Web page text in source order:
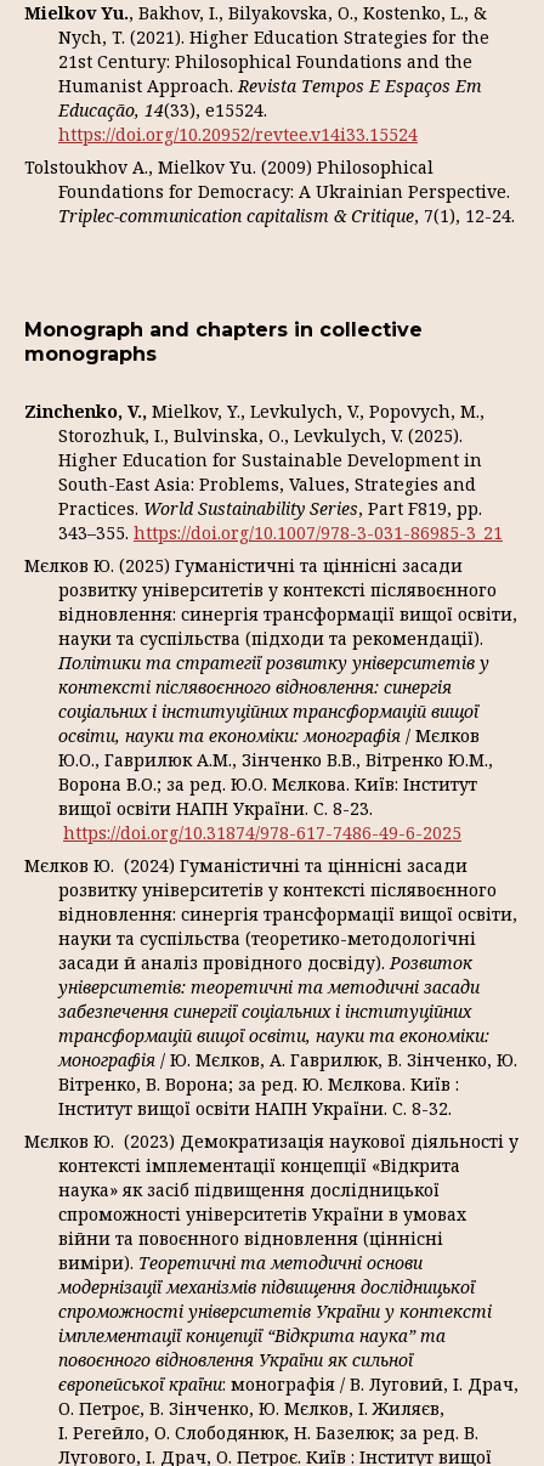
Mielkov Yu., Bakhov, I., Bilyakovska, O., Kostenko, L., &
Nych, T. (2021). Higher Education Strategies for the
21st Century: Philosophical Foundations and the
Humanist Approach.Revista Tempos E Espaços Em
Educação, 14(33), e15524.
https://doi.org/10.20952/revtee.v14i33.15524
Tolstoukhov A., Mielkov Yu. (2009) Philosophical
Foundations for Democracy: A Ukrainian Perspective.
Triplec-communication capitalism & Сritique, 7(1), 12-24.
Monograph and chapters in collective
monographs
Zinchenko, V., Mielkov, Y., Levkulych, V., Popovych, M.,
Storozhuk, I., Bulvinska, O., Levkulych, V. (2025).
Higher Education for Sustainable Development in
South-East Asia: Problems, Values, Strategies and
Practices. World Sustainability Series, Part F819, pp.
343–355. https://doi.org/10.1007/978-3-031-86985-3_21
Мєлков Ю. (2025) Гуманістичні та ціннісні засади
розвитку університетів у контексті післявоєнного
відновлення: синергія трансформації вищої освіти,
науки та суспільства (підходи та рекомендації).
Політики та стратегії розвитку університетів у
контексті післявоєнного відновлення: синергія
соціальних і інституційних трансформацій вищої
освіти, науки та економіки: монографія / Мєлков
Ю.О., Гаврилюк А.М., Зінченко В.В., Вітренко Ю.М.,
Ворона В.О.; за ред. Ю.О. Мєлкова. Київ: Інститут
вищої освіти НАПН України. С. 8-23.
https://doi.org/10.31874/978-617-7486-49-6-2025
Мєлков Ю. (2024) Гуманістичні та ціннісні засади
розвитку університетів у контексті післявоєнного
відновлення: синергія трансформації вищої освіти,
науки та суспільства (теоретико-методологічні
засади й аналіз провідного досвіду).Розвиток
університетів: теоретичні та методичні засади
забезпечення синергії соціальних і інституційних
трансформацій вищої освіти, науки та економіки:
монографія / Ю. Мєлков, А. Гаврилюк, В. Зінченко, Ю.
Вітренко, В. Ворона; за ред. Ю. Мєлкова. Київ :
Інститут вищої освіти НАПН України. С. 8-32.
Мєлков Ю. (2023) Демократизація наукової діяльності у
контексті імплементації концепції «Відкрита
наука» як засіб підвищення дослідницької
спроможності університетів України в умовах
війни та повоєнного відновлення (ціннісні
виміри). Теоретичні та методичні основи
модернізації механізмів підвищення дослідницької
спроможності університетів України у контексті
імплементації концепції “Відкрита наука” та
повоєнного відновлення України як сильної
європейської країни: монографія / В. Луговий, І. Драч,
О. Петроє, В. Зінченко, Ю. Мєлков, І. Жиляєв,
І. Регейло, О. Слободянюк, Н. Базелюк; за ред. В.
Лугового, І. Драч, О. Петроє. Київ : Інститут вищої